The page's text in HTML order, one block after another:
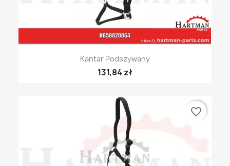
Kantar Podszywany
131,84 zł
favorite_border